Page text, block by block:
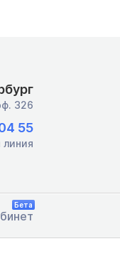
326
55
линия
Бета